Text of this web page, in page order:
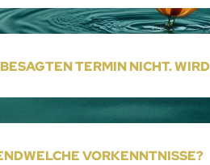
TERMIN NICHT.
VORKENNTNISSE?